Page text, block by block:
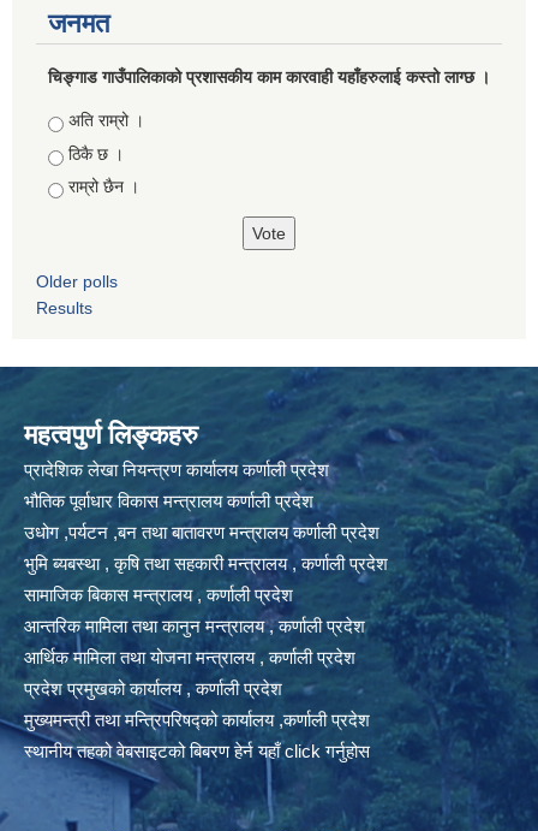
जनमत
चिङ्गाड गाउँपालिकाको प्रशासकीय काम कारवाही यहाँहरुलाई कस्तो लाग्छ ।
Choices
अति राम्रो ।
ठिकै छ ।
राम्रो छैन ।
Older polls
Results
महत्वपुर्ण लिङ्कहरु
प्रादेशिक लेखा नियन्त्रण कार्यालय कर्णाली प्रदेश
भौतिक पूर्वाधार विकास मन्त्रालय कर्णाली प्रदेश
उधोग ,पर्यटन ,बन तथा बातावरण मन्त्रालय कर्णाली प्रदेश
भुमि ब्यबस्था , कृषि तथा सहकारी मन्त्रालय , कर्णाली प्रदेश
सामाजिक बिकास मन्त्रालय , कर्णाली प्रदेश
आन्तरिक मामिला तथा कानुन मन्त्रालय , कर्णाली प्रदेश
आर्थिक मामिला तथा योजना मन्त्रालय , कर्णाली प्रदेश
प्रदेश प्रमुखको कार्यालय , कर्णाली प्रदेश
मुख्यमन्त्री तथा मन्त्रिपरिषद्को कार्यालय ,कर्णाली प्रदेश
स्थानीय तहको वेबसाइटको बिबरण हेर्न यहाँ click गर्नुहोस